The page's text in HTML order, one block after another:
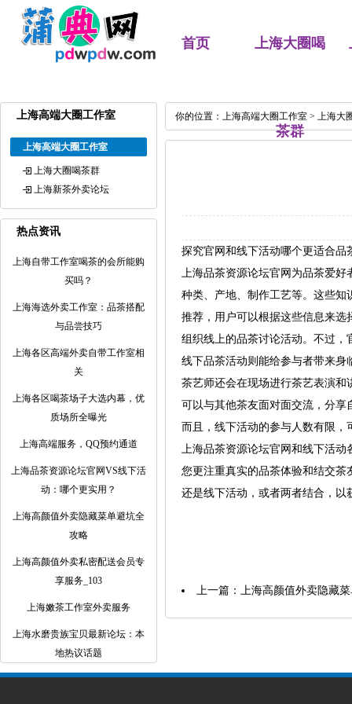
首页 上海大圈喝
茶群
上海高端大圈工作室
上海高端大圈工作室
上海大圈喝茶群
上海新茶外卖论坛
热点资讯
上海自带工作室喝茶的会所能购
买吗？
上海海选外卖工作室：品茶搭配
与品尝技巧
上海各区高端外卖自带工作室相
关
上海各区喝茶场子大选内幕，优
质场所全曝光
上海高端服务，QQ预约通道
上海品茶资源论坛官网VS线下活
动：哪个更实用？
上海高颜值外卖隐藏菜单避坑全
攻略
上海高颜值外卖私密配送会员专
享服务_103
上海嫩茶工作室外卖服务
上海水磨贵族宝贝最新论坛：本
地热议话题
你的位置： 上海高端大圈工作室 > 上海大
探究官网和线下活动哪个更适合品
上海品茶资源论坛官网为品茶爱
种类、产地、制作工艺等。这些
推荐，用户可以根据这些信息来
组织线上的品茶讨论活动。不过
线下品茶活动则能给参与者带来
茶艺师还会在现场进行茶艺表演
可以与其他茶友面对面交流，分
而且，线下活动的参与人数有限
上海品茶资源论坛官网和线下活
您更注重真实的品茶体验和结交
还是线下活动，或者两者结合，以
上一篇： 上海高颜值外卖隐藏